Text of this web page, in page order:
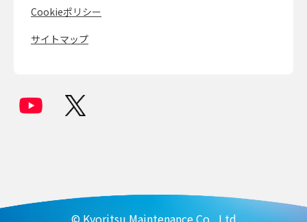
Cookieポリシー
サイトマップ
© Kyoritsu Maintenance Co., Ltd